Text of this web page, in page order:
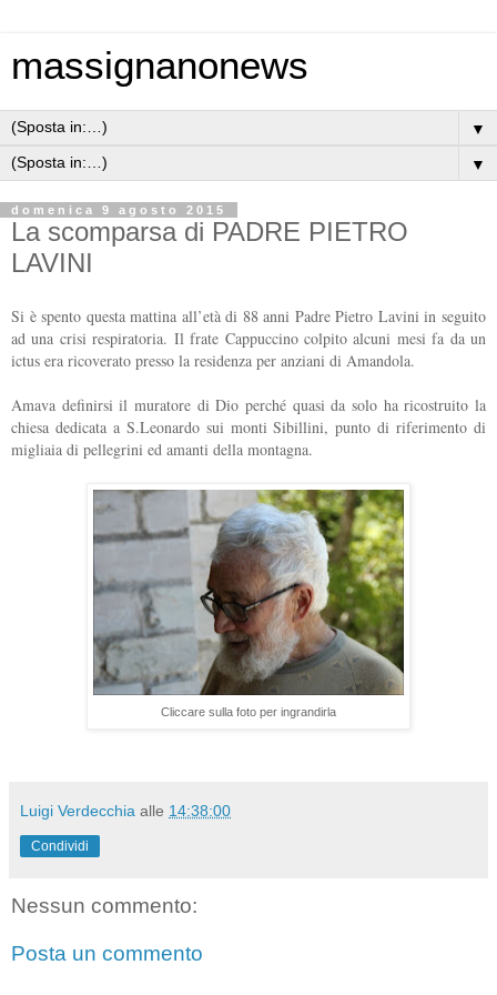
massignanonews
▼
▼
domenica 9 agosto 2015
La scomparsa di PADRE PIETRO
LAVINI
Si è spento questa mattina all’età di 88 anni Padre Pietro Lavini in seguito
ad una crisi respiratoria. Il frate Cappuccino colpito alcuni mesi fa da un
ictus era ricoverato presso la residenza per anziani di Amandola.
Amava definirsi il muratore di Dio perché quasi da solo ha ricostruito la
chiesa dedicata a S.Leonardo sui monti Sibillini, punto di riferimento di
migliaia di pellegrini ed amanti della montagna.
Cliccare sulla foto per ingrandirla
Luigi Verdecchia alle 14:38:00
Condividi
Nessun commento:
Posta un commento